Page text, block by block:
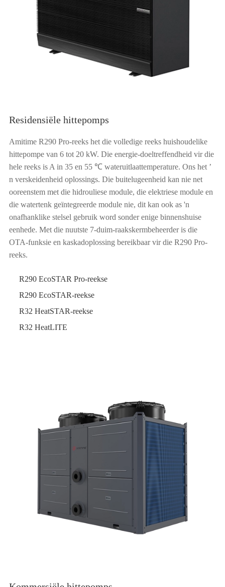
Residensiële hittepomps
Amitime R290 Pro-reeks het die volledige reeks huishoudelike
hittepompe van 6 tot 20 kW. Die energie-doeltreffendheid vir die
hele reeks is A in 35 en 55 ℃ wateruitlaattemperature. Ons het ’
n verskeidenheid oplossings. Die buitelugeenheid kan nie net
ooreenstem met die hidrouliese module, die elektriese module en
die watertenk geïntegreerde module nie, dit kan ook as 'n
onafhanklike stelsel gebruik word sonder enige binnenshuise
eenhede. Met die nuutste 7-duim-raakskermbeheerder is die
OTA-funksie en kaskadoplossing bereikbaar vir die R290 Pro-
reeks.
R290 EcoSTAR Pro-reekse
R290 EcoSTAR-reekse
R32 HeatSTAR-reekse
R32 HeatLITE